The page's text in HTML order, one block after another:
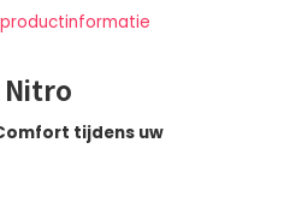
Nitro
tijdens uw